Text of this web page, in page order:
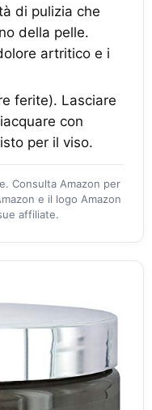
di pulizia che
della pelle.
artritico e i
ferite). Lasciare
con
per il viso.
Consulta Amazon per
e il logo Amazon
affiliate.